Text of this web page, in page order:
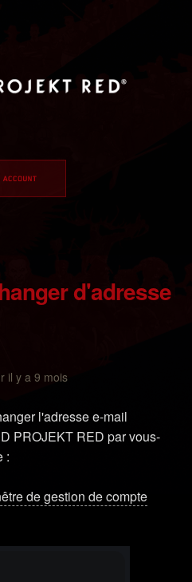
y a 9 mois
l'adresse e-mail
PROJEKT RED par vous-
:
de gestion de compte